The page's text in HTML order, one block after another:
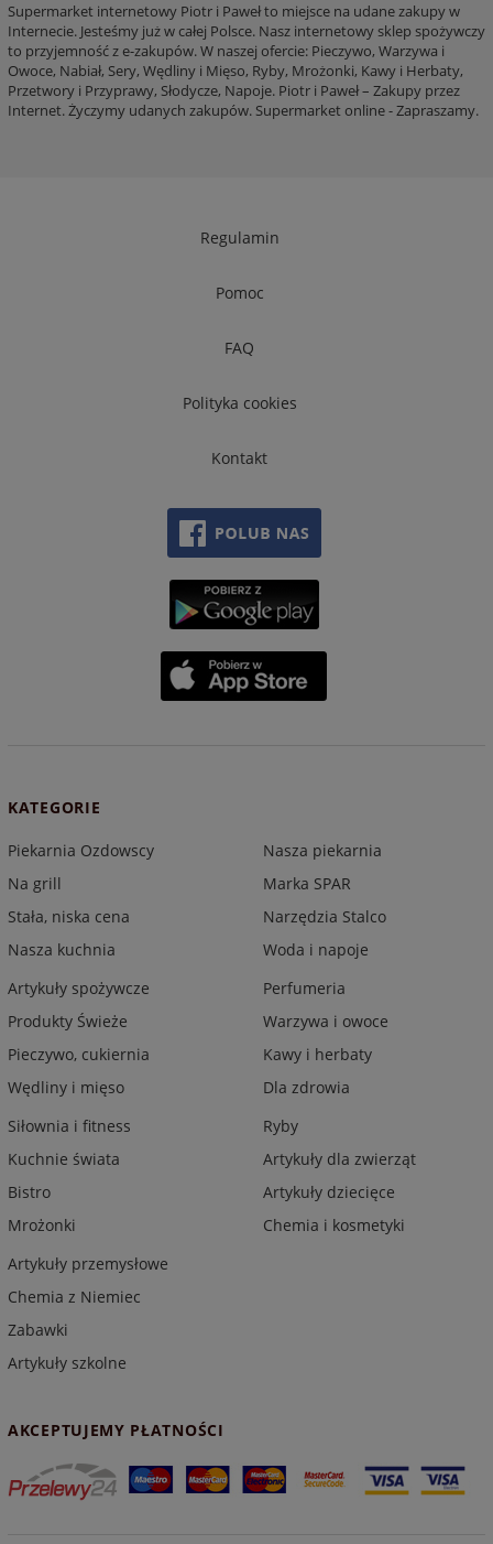
Supermarket internetowy Piotr i Paweł to miejsce na udane zakupy w
Internecie. Jesteśmy już w całej Polsce. Nasz internetowy sklep spożywczy
to przyjemność z e-zakupów. W naszej ofercie: Pieczywo, Warzywa i
Owoce, Nabiał, Sery, Wędliny i Mięso, Ryby, Mrożonki, Kawy i Herbaty,
Przetwory i Przyprawy, Słodycze, Napoje. Piotr i Paweł – Zakupy przez
Internet. Życzymy udanych zakupów. Supermarket online - Zapraszamy.
Regulamin
Pomoc
FAQ
Polityka cookies
Kontakt
KATEGORIE
Piekarnia Ozdowscy
Na grill
Stała, niska cena
Nasza kuchnia
Nasza piekarnia
Marka SPAR
Narzędzia Stalco
Woda i napoje
Artykuły spożywcze
Produkty Świeże
Pieczywo, cukiernia
Wędliny i mięso
Perfumeria
Warzywa i owoce
Kawy i herbaty
Dla zdrowia
Siłownia i fitness
Kuchnie świata
Bistro
Mrożonki
Ryby
Artykuły dla zwierząt
Artykuły dziecięce
Chemia i kosmetyki
Artykuły przemysłowe
Chemia z Niemiec
Zabawki
Artykuły szkolne
AKCEPTUJEMY PŁATNOŚCI